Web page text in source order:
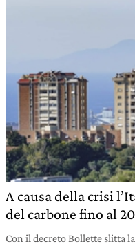
A causa della crisi
del carbone fino al
Con il decreto Bollette slitta